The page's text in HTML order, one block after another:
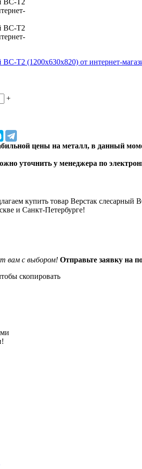
+
цены на металл, в данный
уточнить у менеджера по
купить товар Верстак слесарный
и Санкт-Петербурге!
вам с выбором! Отправьте заявку на
скопировать